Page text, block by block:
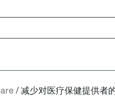
减少对医疗保健提供者